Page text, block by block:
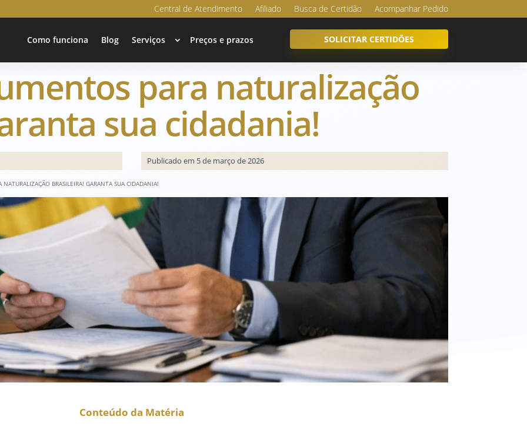
Central de Atendimento Afiliado Busca de Certidão Acompanhar Pedido
Como funciona Blog Serviços Preços e prazos SOLICITAR CERTIDÕES
para naturalização
sua cidadania!
Publicado em 5 de março de 2026
BRASILEIRA! GARANTA SUA CIDADANIA!
Conteúdo da Matéria